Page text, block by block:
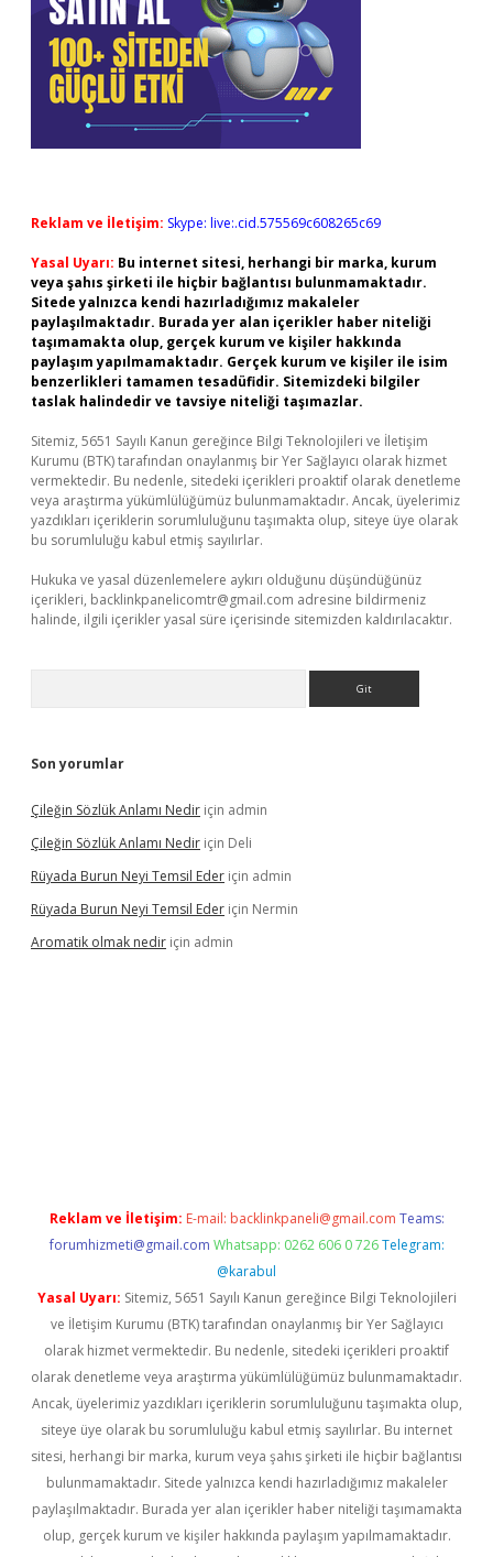
Reklam ve İletişim: Skype: live:.cid.575569c608265c69
Yasal Uyarı: Bu internet sitesi, herhangi bir marka, kurum
veya şahıs şirketi ile hiçbir bağlantısı bulunmamaktadır.
Sitede yalnızca kendi hazırladığımız makaleler
paylaşılmaktadır. Burada yer alan içerikler haber niteliği
taşımamakta olup, gerçek kurum ve kişiler hakkında
paylaşım yapılmamaktadır. Gerçek kurum ve kişiler ile isim
benzerlikleri tamamen tesadüfidir. Sitemizdeki bilgiler
taslak halindedir ve tavsiye niteliği taşımazlar.
Sitemiz, 5651 Sayılı Kanun gereğince Bilgi Teknolojileri ve İletişim
Kurumu (BTK) tarafından onaylanmış bir Yer Sağlayıcı olarak hizmet
vermektedir. Bu nedenle, sitedeki içerikleri proaktif olarak denetleme
veya araştırma yükümlülüğümüz bulunmamaktadır. Ancak, üyelerimiz
yazdıkları içeriklerin sorumluluğunu taşımakta olup, siteye üye olarak
bu sorumluluğu kabul etmiş sayılırlar.
Hukuka ve yasal düzenlemelere aykırı olduğunu düşündüğünüz
içerikleri, backlinkpanelicomtr@gmail.com adresine bildirmeniz
halinde, ilgili içerikler yasal süre içerisinde sitemizden kaldırılacaktır.
Son yorumlar
Çileğin Sözlük Anlamı Nedir için admin
Çileğin Sözlük Anlamı Nedir için Deli
Rüyada Burun Neyi Temsil Eder için admin
Rüyada Burun Neyi Temsil Eder için Nermin
Aromatik olmak nedir için admin
Reklam ve İletişim: E-mail: backlinkpaneli@gmail.com Teams:
forumhizmeti@gmail.com Whatsapp: 0262 606 0 726 Telegram:
@karabul
Yasal Uyarı: Sitemiz, 5651 Sayılı Kanun gereğince Bilgi Teknolojileri
ve İletişim Kurumu (BTK) tarafından onaylanmış bir Yer Sağlayıcı
olarak hizmet vermektedir. Bu nedenle, sitedeki içerikleri proaktif
olarak denetleme veya araştırma yükümlülüğümüz bulunmamaktadır.
Ancak, üyelerimiz yazdıkları içeriklerin sorumluluğunu taşımakta olup,
siteye üye olarak bu sorumluluğu kabul etmiş sayılırlar. Bu internet
sitesi, herhangi bir marka, kurum veya şahıs şirketi ile hiçbir bağlantısı
bulunmamaktadır. Sitede yalnızca kendi hazırladığımız makaleler
paylaşılmaktadır. Burada yer alan içerikler haber niteliği taşımamakta
olup, gerçek kurum ve kişiler hakkında paylaşım yapılmamaktadır.